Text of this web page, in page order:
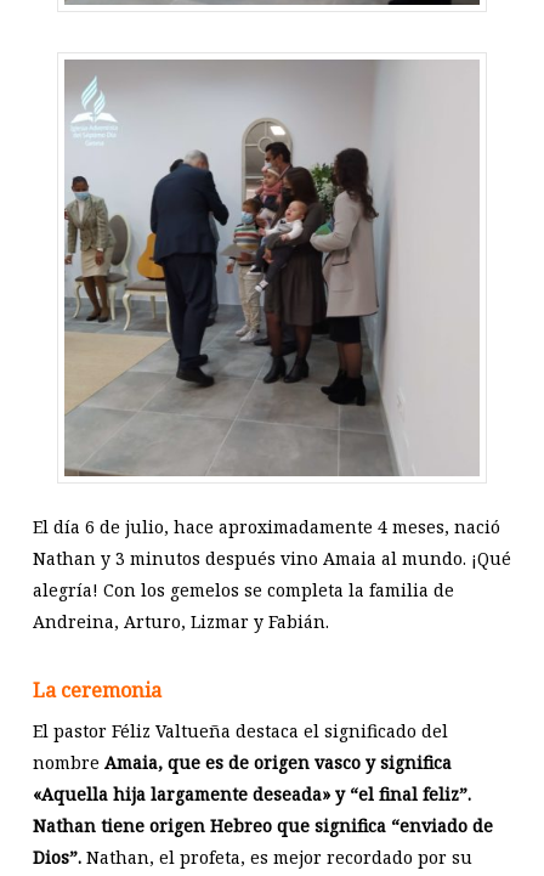
El día 6 de julio, hace aproximadamente 4 meses, nació
Nathan y 3 minutos después vino Amaia al mundo. ¡Qué
alegría! Con los gemelos se completa la familia de
Andreina, Arturo, Lizmar y Fabián.
La ceremonia
El pastor Féliz Valtueña destaca el significado del
nombre Amaia, que es de origen vasco y significa
«Aquella hija largamente deseada» y “el final feliz”.
Nathan tiene origen Hebreo que significa “enviado de
Dios”.Nathan, el profeta, es mejor recordado por su